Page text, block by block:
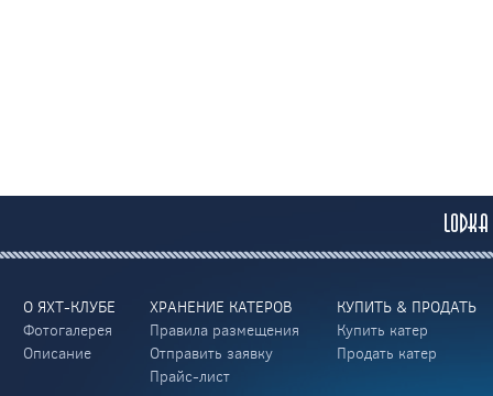
О ЯХТ-КЛУБЕ
Фотогалерея
Описание
ХРАНЕНИЕ КАТЕРОВ
Правила размещения
Отправить заявку
Прайс-лист
КУПИТЬ & ПРОДАТЬ
Купить катер
Продать катер